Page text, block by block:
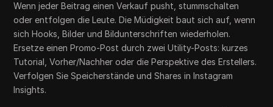
Wenn jeder Beitrag einen Verkauf pusht, stummschalten
oder entfolgen die Leute. Die Müdigkeit baut sich auf, wenn
sich Hooks, Bilder und Bildunterschriften wiederholen.
Ersetze einen Promo-Post durch zwei Utility-Posts: kurzes
Tutorial, Vorher/Nachher oder die Perspektive des Erstellers.
Verfolgen Sie Speicherstände und Shares in Instagram
Insights.